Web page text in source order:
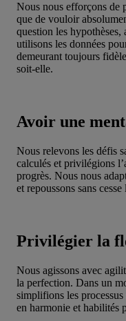
Nous nous efforçons de
que de vouloir
question les hypothèses,
utilisons les données
demeurant toujours
soit-elle.
Avoir une
Nous relevons les défis
calculés et privilégions
progrès. Nous nous
et repoussons sans
Privilégier la
Nous agissons avec
la perfection. Dans un
simplifions les
en harmonie et habilités